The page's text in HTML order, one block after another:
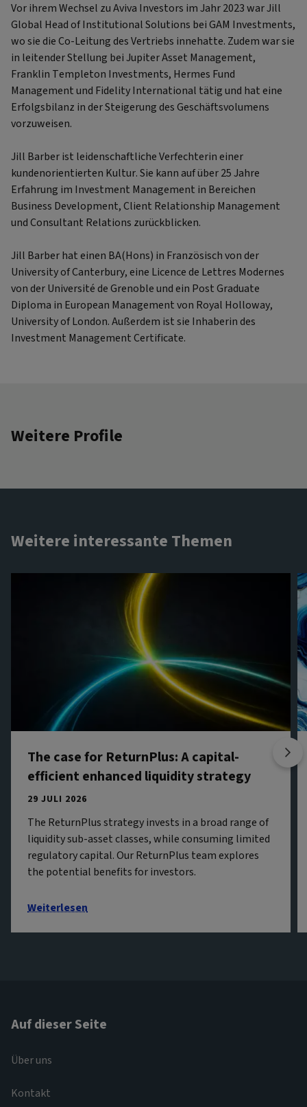
Vor ihrem Wechsel zu Aviva Investors im Jahr 2023 war Jill
Global Head of Institutional Solutions bei GAM Investments,
wo sie die Co-Leitung des Vertriebs innehatte. Zudem war sie
in leitender Stellung bei Jupiter Asset Management,
Franklin Templeton Investments, Hermes Fund
Management und Fidelity International tätig und hat eine
Erfolgsbilanz in der Steigerung des Geschäftsvolumens
vorzuweisen.
Jill Barber ist leidenschaftliche Verfechterin einer
kundenorientierten Kultur. Sie kann auf über 25 Jahre
Erfahrung im Investment Management in Bereichen
Business Development, Client Relationship Management
und Consultant Relations zurückblicken.
Jill Barber hat einen BA(Hons) in Französisch von der
University of Canterbury, eine Licence de Lettres Modernes
von der Université de Grenoble und ein Post Graduate
Diploma in European Management von Royal Holloway,
University of London. Außerdem ist sie Inhaberin des
Investment Management Certificate.
Weitere Profile
Weitere interessante Themen
The case for ReturnPlus: A capital-
efficient enhanced liquidity strategy
29 JULI 2026
The ReturnPlus strategy invests in a broad range of
liquidity sub-asset classes, while consuming limited
regulatory capital. Our ReturnPlus team explores
the potential benefits for investors.
Weiterlesen
Auf dieser Seite
Über uns
Kontakt